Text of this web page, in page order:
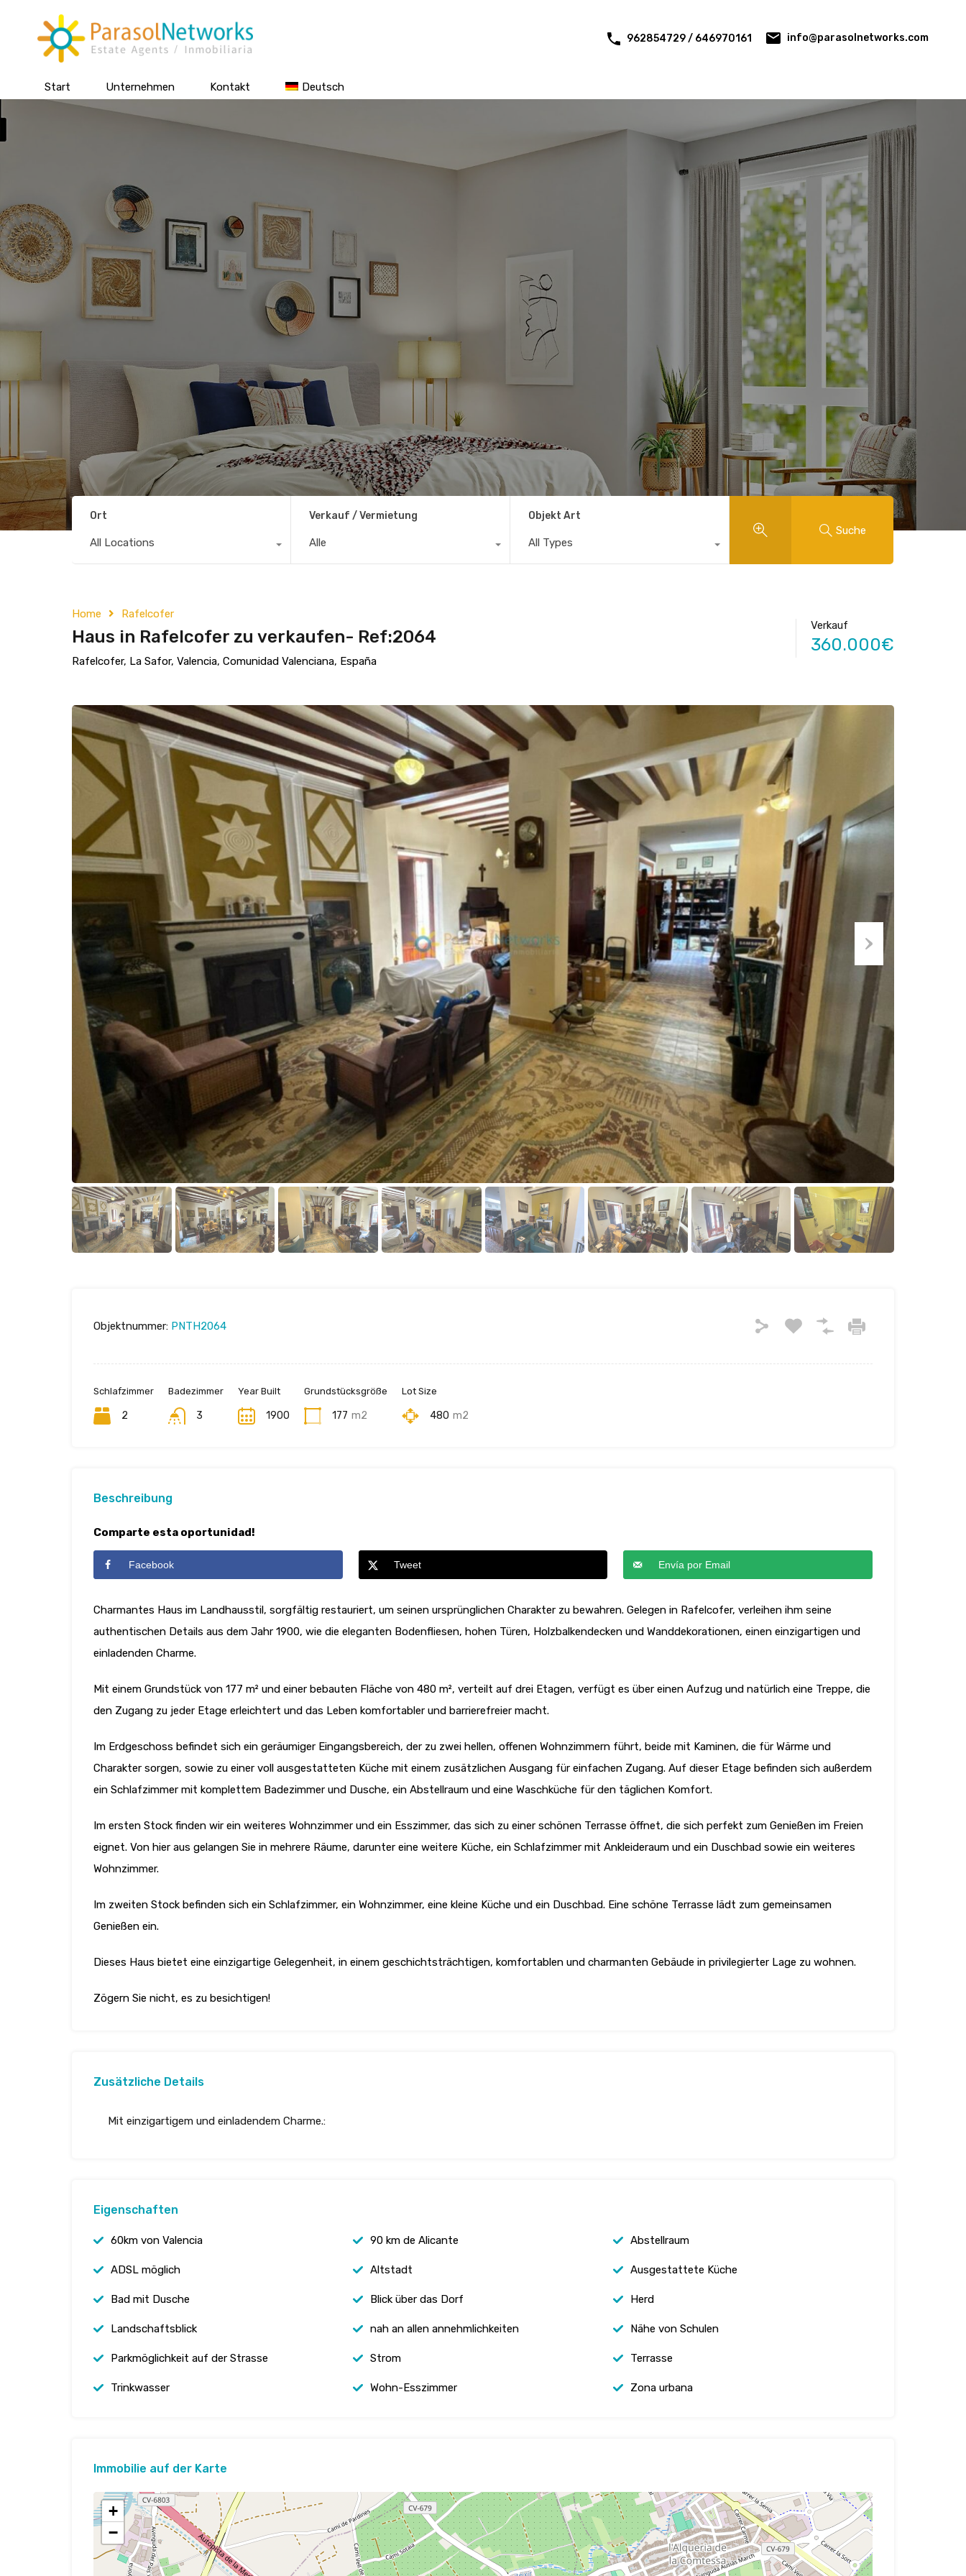
962854729 / 646970161 info@parasolnetworks.com
Start Unternehmen Kontakt Deutsch
Ort
All Locations
Verkauf / Vermietung
Alle
Objekt Art
All Types
Suche
Home Rafelcofer
Haus in Rafelcofer zu verkaufen- Ref:2064
Rafelcofer, La Safor, Valencia, Comunidad Valenciana, España
Verkauf
360.000€
Objektnummer: PNTH2064
Schlafzimmer
2
Badezimmer
3
Year Built
1900
Grundstücksgröße
177 m2
Lot Size
480 m2
Beschreibung
Comparte esta oportunidad!
Facebook Tweet Envía por Email
Charmantes Haus im Landhausstil, sorgfältig restauriert, um seinen ursprünglichen Charakter zu bewahren. Gelegen in Rafelcofer, verleihen ihm seine
authentischen Details aus dem Jahr 1900, wie die eleganten Bodenfliesen, hohen Türen, Holzbalkendecken und Wanddekorationen, einen einzigartigen und
einladenden Charme.
Mit einem Grundstück von 177 m² und einer bebauten Fläche von 480 m², verteilt auf drei Etagen, verfügt es über einen Aufzug und natürlich eine Treppe, die
den Zugang zu jeder Etage erleichtert und das Leben komfortabler und barrierefreier macht.
Im Erdgeschoss befindet sich ein geräumiger Eingangsbereich, der zu zwei hellen, offenen Wohnzimmern führt, beide mit Kaminen, die für Wärme und
Charakter sorgen, sowie zu einer voll ausgestatteten Küche mit einem zusätzlichen Ausgang für einfachen Zugang. Auf dieser Etage befinden sich außerdem
ein Schlafzimmer mit komplettem Badezimmer und Dusche, ein Abstellraum und eine Waschküche für den täglichen Komfort.
Im ersten Stock finden wir ein weiteres Wohnzimmer und ein Esszimmer, das sich zu einer schönen Terrasse öffnet, die sich perfekt zum Genießen im Freien
eignet. Von hier aus gelangen Sie in mehrere Räume, darunter eine weitere Küche, ein Schlafzimmer mit Ankleideraum und ein Duschbad sowie ein weiteres
Wohnzimmer.
Im zweiten Stock befinden sich ein Schlafzimmer, ein Wohnzimmer, eine kleine Küche und ein Duschbad. Eine schöne Terrasse lädt zum gemeinsamen
Genießen ein.
Dieses Haus bietet eine einzigartige Gelegenheit, in einem geschichtsträchtigen, komfortablen und charmanten Gebäude in privilegierter Lage zu wohnen.
Zögern Sie nicht, es zu besichtigen!
Zusätzliche Details
Mit einzigartigem und einladendem Charme.:
Eigenschaften
60km von Valencia 90 km de Alicante Abstellraum
ADSL möglich Altstadt Ausgestattete Küche
Bad mit Dusche Blick über das Dorf Herd
Landschaftsblick nah an allen annehmlichkeiten Nähe von Schulen
Parkmöglichkeit auf der Strasse Strom Terrasse
Trinkwasser Wohn-Esszimmer Zona urbana
Immobilie auf der Karte
+
−